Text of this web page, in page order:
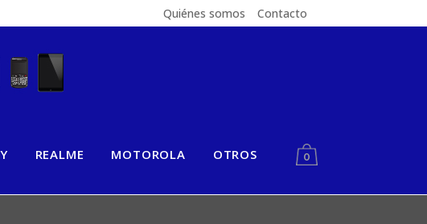
Quiénes somos Contacto
REALME MOTOROLA OTROS 0